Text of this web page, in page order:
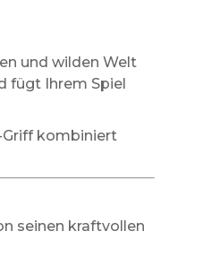
und wilden Welt
fügt Ihrem Spiel
Griff kombiniert
seinen kraftvollen